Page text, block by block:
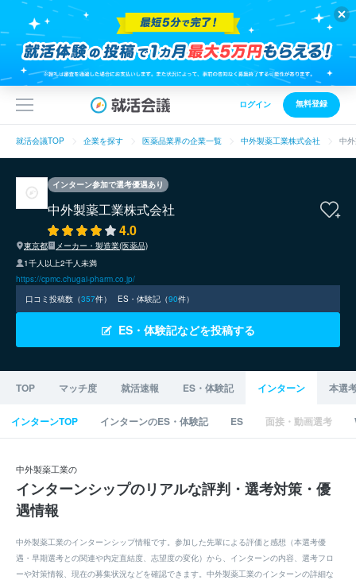
ログイン 無料登録
就活会議TOP 企業を探す 医薬品業界の企業一覧 中外製薬工業株式会社 中
インターン参加で選考優遇あり
中外製薬工業株式会社
4.0
東京都
メーカー・製造業(医薬品)
1千人以上2千人未満
https://cpmc.chugai-pharm.co.jp/
口コミ投稿数（357件） ES・体験記（90件）
ES・体験記などを投稿する
TOP マッチ度 就活速報 ES・体験記 インターン 本選
インターンTOP インターンのES・体験記 ES 面接・動画選考
中外製薬工業の
インターンシップのリアルな評判・選考対策・優
遇情報
中外製薬工業のインターンシップ情報です。参加した先輩による評価と感想（本選考優
遇・早期選考との関連や内定直結度、志望度の変化）から、インターンの内容、選考フロ
ーや対策情報、現在の募集状況などを確認できます。中外製薬工業のインターンの詳細な